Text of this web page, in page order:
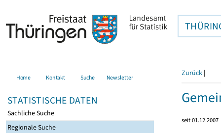
Home Kontakt Suche Newsletter
STATISTISCHE DATEN
Sachliche Suche
Regionale Suche
Zurück |
seit 01.12.2007